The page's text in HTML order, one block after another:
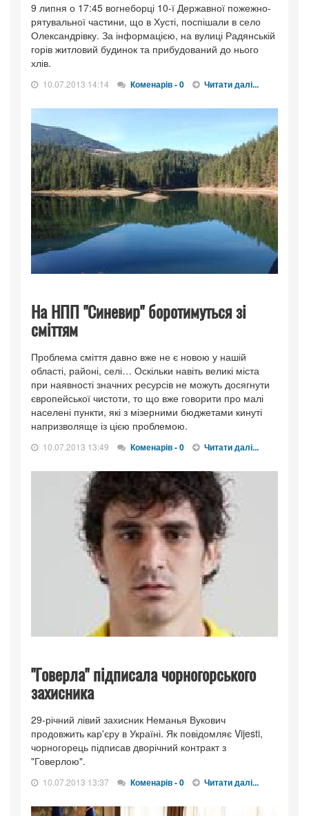
9 липня о 17:45 вогнеборці 10-ї Державної пожежно-
рятувальної частини, що в Хусті, поспішали в село
Олександрівку. За інформацією, на вулиці Радянській
горів житловий будинок та прибудований до нього
хлів.
10.07.2013 14:14 Коменарів - 0 Читати далі...
На НПП "Синевир" боротимуться зі
сміттям
Проблема сміття давно вже не є новою у нашій
області, районі, селі… Оскільки навіть великі міста
при наявності значних ресурсів не можуть досягнути
європейської чистоти, то що вже говорити про малі
населені пункти, які з мізерними бюджетами кинуті
напризволяще із цією проблемою.
10.07.2013 13:49 Коменарів - 0 Читати далі...
"Говерла" підписала чорногорського
захисника
29-річний лівий захисник Неманья Вукович
продовжить кар'єру в Україні. Як повідомляє Vijesti,
чорногорець підписав дворічний контракт з
"Говерлою".
10.07.2013 13:37 Коменарів - 0 Читати далі...